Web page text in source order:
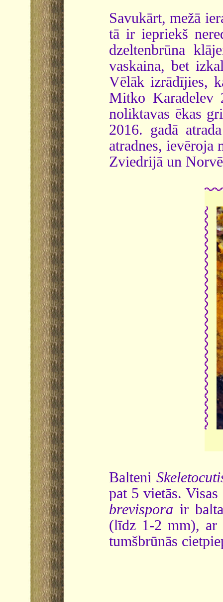
Savukārt, mežā
tā ir iepriekš
dzeltenbrūna
vaskaina, bet
Vēlāk izrādījies,
Mitko Karadelev
noliktavas ēkas
2016. gadā
atradnes, ievēroja
Zviedrijā un
Balteni
pat 5 vietās.
brevispora ir
(līdz 1-2 mm), ar
tumšbrūnās